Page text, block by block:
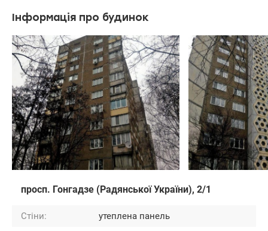
Інформація про будинок
просп. Гонгадзе (Радянської України), 2/1
Стіни:
утеплена панель